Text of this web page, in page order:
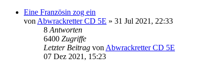
Eine Französin zog ein
von Abwrackretter CD 5E » 31 Jul 2021, 22:33
8 Antworten
6400 Zugriffe
Letzter Beitrag von Abwrackretter CD 5E
07 Dez 2021, 15:23